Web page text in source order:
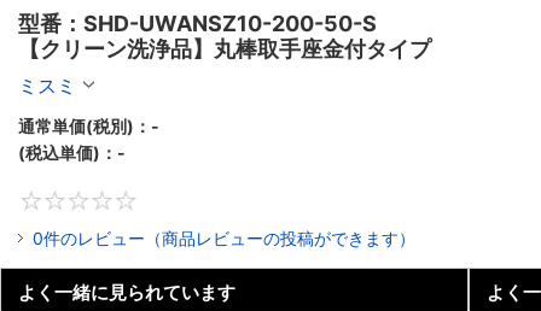
型番：SHD-UWANSZ10-200-50-S
【クリーン洗浄品】丸棒取手座金付タイプ
ミスミ
通常単価(税別)： -
(税込単価)： -
0件のレビュー（商品レビューの投稿ができます）
よく一緒に見られています よく